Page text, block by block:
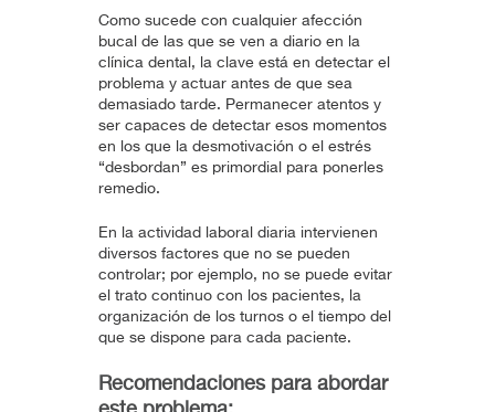
Como sucede con cualquier afección
bucal de las que se ven a diario en la
clínica dental, la clave está en detectar el
problema y actuar antes de que sea
demasiado tarde. Permanecer atentos y
ser capaces de detectar esos momentos
en los que la desmotivación o el estrés
“desbordan” es primordial para ponerles
remedio.
En la actividad laboral diaria intervienen
diversos factores que no se pueden
controlar; por ejemplo, no se puede evitar
el trato continuo con los pacientes, la
organización de los turnos o el tiempo del
que se dispone para cada paciente.
Recomendaciones para abordar